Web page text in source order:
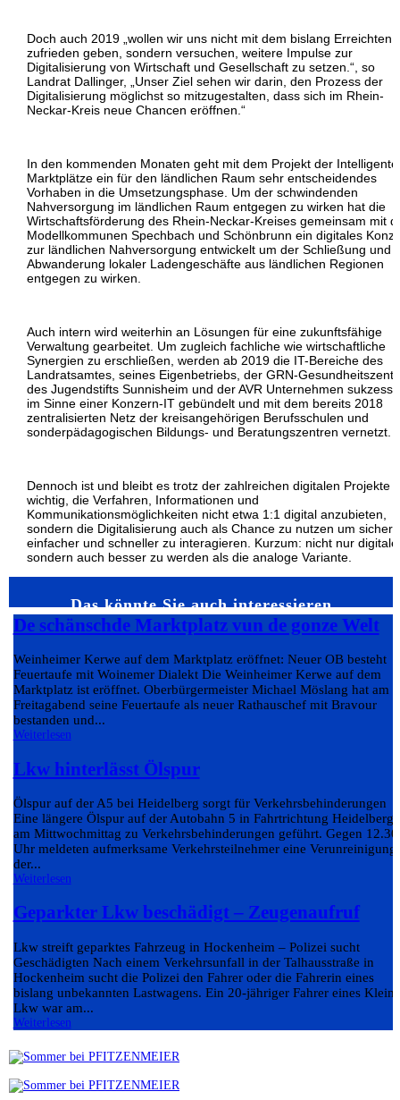
Doch auch 2019 „wollen wir uns nicht mit dem bislang Erreichten
zufrieden geben, sondern versuchen, weitere Impulse zur
Digitalisierung von Wirtschaft und Gesellschaft zu setzen.“, so
Landrat Dallinger, „Unser Ziel sehen wir darin, den Prozess der
Digitalisierung möglichst so mitzugestalten, dass sich im Rhein-
Neckar-Kreis neue Chancen eröffnen.“
In den kommenden Monaten geht mit dem Projekt der
Marktplätze ein für den ländlichen Raum sehr entscheidendes
Vorhaben in die Umsetzungsphase. Um der schwindenden
Nahversorgung im ländlichen Raum entgegen zu wirken hat die
Wirtschaftsförderung des Rhein-Neckar-Kreises gemeinsam mit
Modellkommunen Spechbach und Schönbrunn ein digitales
zur ländlichen Nahversorgung entwickelt um der Schließung und
Abwanderung lokaler Ladengeschäfte aus ländlichen Regionen
entgegen zu wirken.
Auch intern wird weiterhin an Lösungen für eine zukunftsfähige
Verwaltung gearbeitet. Um zugleich fachliche wie wirtschaftliche
Synergien zu erschließen, werden ab 2019 die IT-Bereiche des
Landratsamtes, seines Eigenbetriebs, der GRN-
des Jugendstifts Sunnisheim und der AVR Unternehmen
im Sinne einer Konzern-IT gebündelt und mit dem bereits 2018
zentralisierten Netz der kreisangehörigen Berufsschulen und
sonderpädagogischen Bildungs- und Beratungszentren vernetzt.
Dennoch ist und bleibt es trotz der zahlreichen digitalen Projekte
wichtig, die Verfahren, Informationen und
Kommunikationsmöglichkeiten nicht etwa 1:1 digital anzubieten,
sondern die Digitalisierung auch als Chance zu nutzen um
einfacher und schneller zu interagieren. Kurzum: nicht nur
sondern auch besser zu werden als die analoge Variante.
Das könnte Sie auch interessieren…
De schänschde Marktplatz vun de gonze Welt
Weinheimer Kerwe auf dem Marktplatz eröffnet: Neuer OB besteht
Feuertaufe mit Woinemer Dialekt Die Weinheimer Kerwe auf dem
Marktplatz ist eröffnet. Oberbürgermeister Michael Möslang hat am
Freitagabend seine Feuertaufe als neuer Rathauschef mit Bravour
bestanden und...
Weiterlesen
Lkw hinterlässt Ölspur
Ölspur auf der A5 bei Heidelberg sorgt für Verkehrsbehinderungen
Eine längere Ölspur auf der Autobahn 5 in Fahrtrichtung Heidelberg
am Mittwochmittag zu Verkehrsbehinderungen geführt. Gegen 12.30
Uhr meldeten aufmerksame Verkehrsteilnehmer eine Verunreinigung
der...
Weiterlesen
Geparkter Lkw beschädigt – Zeugenaufruf
Lkw streift geparktes Fahrzeug in Hockenheim – Polizei sucht
Geschädigten Nach einem Verkehrsunfall in der Talhausstraße in
Hockenheim sucht die Polizei den Fahrer oder die Fahrerin eines
bislang unbekannten Lastwagens. Ein 20-jähriger Fahrer eines Klein-
Lkw war am...
Weiterlesen